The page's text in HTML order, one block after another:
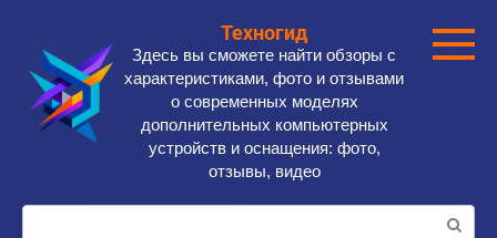
контенту
Техногид
Здесь вы сможете найти обзоры с
характеристиками, фото и отзывами
о современных моделях
дополнительных компьютерных
устройств и оснащения: фото,
отзывы, видео
Поиск: